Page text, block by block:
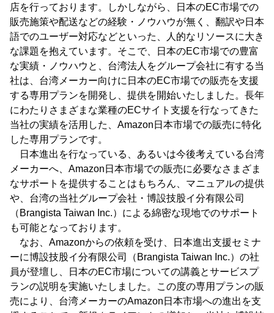
店を行っております。しかしながら、日本のEC市場での
販売施策や配送などの経験・ノウハウが無く、翻訳や日本
語でのユーザー対応などといった、人的なリソースに大き
な課題を抱えています。そこで、日本のEC市場での豊富
な実績・ノウハウと、台湾法人をグループ会社に有する当
社は、台湾メーカー向けに日本のEC市場での販売を支援
する専用プランを開発し、提供を開始いたしました。長年
にわたりさまざまな業種のECサイト支援を行なってきた
当社の実績を活用した、Amazon日本市場での販売に特化
した専用プランです。
日本進出を行なっている、あるいは今後考えている台湾
メーカーへ、Amazon日本市場での販売に必要なさまざま
なサポートを提供することはもちろん、マニュアルの提供
や、台湾の当社グループ会社・博設技股イ分有限公司
（Brangista Taiwan Inc.）による綿密な現地でのサポート
も可能となっております。
なお、Amazonからの依頼を受け、日本進出支援セミナ
ーに博設技股イ分有限公司（Brangista Taiwan Inc.）の社
員が登壇し、日本のEC市場についての講義とサービスプ
ランの説明を実施いたしました。この度の専用プランの販
売により、台湾メーカーのAmazon日本市場への進出を支